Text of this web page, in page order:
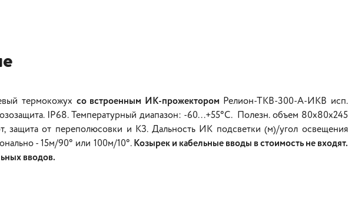
термокожух со встроенным ИК-прожектором Релион-ТКВ-300-А-ИКВ исп.
IP68. Температурный диапазон: -60...+55°С. Полезн. объем 80х80х245
защита от переполюсовки и КЗ. Дальность ИК подсветки (м)/угол освещения
- 15м/90° или 100м/10°.Козырек и кабельные вводы в стоимость не входят.
вводов.